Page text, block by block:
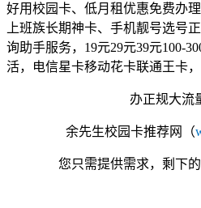
好用校园卡、低月租优惠免费办
上班族长期神卡、手机靓号选号
询助手服务，19元29元39元100-
活，电信星卡移动花卡联通王卡，
办正规大流
余先生校园卡推荐网 （
您只需提供需求，剩下